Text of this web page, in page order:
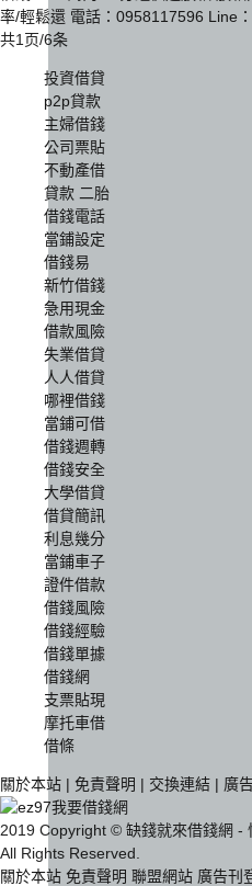
率/輕鬆還 電話：0958117596 Line：
共1页/6条
投資借貸
p2p貸款
主婦借錢
公司票貼
不動產借
貸款 二胎
借錢電話
當鋪設定
借錢易
新竹借錢
急用現金
借款風險
失業借貸
人人借貸
哪裡借錢
當鋪可借
借錢週轉
借錢安全
大學借貸
借貸簡訊
利息幾分
當鋪車子
證件借款
借錢風險
借錢經驗
借錢單據
借錢網
支票貼現
摩托車借
借條
關於本站 | 免責聲明 | 交換連結 | 廣
2019 Copyright © 缺錢就來借錢網 -
All Rights Reserved.
關於本站 免責聲明 聯盟網站 廣告刊